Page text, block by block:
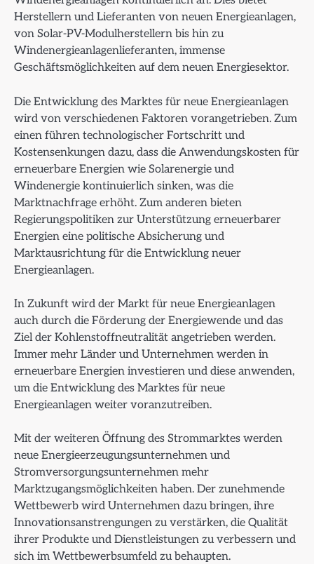
Herstellern und Lieferanten von neuen Energieanlagen,
von Solar-PV-Modulherstellern bis hin zu
Windenergieanlagenlieferanten, immense
Geschäftsmöglichkeiten auf dem neuen Energiesektor.
Die Entwicklung des Marktes für neue Energieanlagen
wird von verschiedenen Faktoren vorangetrieben. Zum
einen führen technologischer Fortschritt und
Kostensenkungen dazu, dass die Anwendungskosten für
erneuerbare Energien wie Solarenergie und
Windenergie kontinuierlich sinken, was die
Marktnachfrage erhöht. Zum anderen bieten
Regierungspolitiken zur Unterstützung erneuerbarer
Energien eine politische Absicherung und
Marktausrichtung für die Entwicklung neuer
Energieanlagen.
In Zukunft wird der Markt für neue Energieanlagen
auch durch die Förderung der Energiewende und das
Ziel der Kohlenstoffneutralität angetrieben werden.
Immer mehr Länder und Unternehmen werden in
erneuerbare Energien investieren und diese anwenden,
um die Entwicklung des Marktes für neue
Energieanlagen weiter voranzutreiben.
Mit der weiteren Öffnung des Strommarktes werden
neue Energieerzeugungsunternehmen und
Stromversorgungsunternehmen mehr
Marktzugangsmöglichkeiten haben. Der zunehmende
Wettbewerb wird Unternehmen dazu bringen, ihre
Innovationsanstrengungen zu verstärken, die Qualität
ihrer Produkte und Dienstleistungen zu verbessern und
sich im Wettbewerbsumfeld zu behaupten.